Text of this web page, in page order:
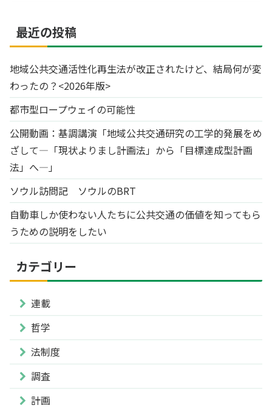
最近の投稿
地域公共交通活性化再生法が改正されたけど、結局何が変
わったの？<2026年版>
都市型ロープウェイの可能性
公開動画：基調講演「地域公共交通研究の工学的発展をめ
ざして―「現状よりまし計画法」から「目標達成型計画
法」へ―」
ソウル訪問記 ソウルのBRT
自動車しか使わない人たちに公共交通の価値を知ってもら
うための説明をしたい
カテゴリー
連載
哲学
法制度
調査
計画